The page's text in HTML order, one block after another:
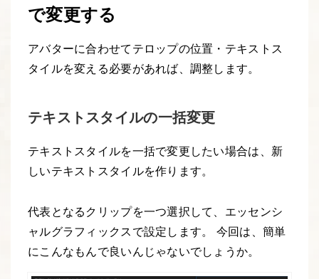
で変更する
アバターに合わせてテロップの位置・テキストス
タイルを変える必要があれば、調整します。
テキストスタイルの一括変更
テキストスタイルを一括で変更したい場合は、新
しいテキストスタイルを作ります。
代表となるクリップを一つ選択して、エッセンシ
ャルグラフィックスで設定します。 今回は、簡単
にこんなもんで良いんじゃないでしょうか。